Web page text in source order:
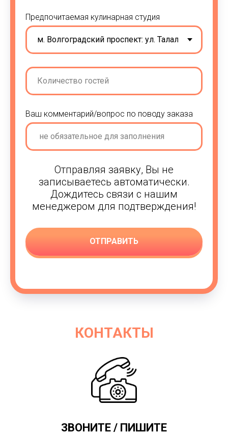
Предпочитаемая кулинарная студия
Ваш комментарий/вопрос по поводу заказа
Отправляя заявку, Вы не
записываетесь автоматически.
Дождитесь связи с нашим
менеджером для подтверждения!
ОТПРАВИТЬ
КОНТАКТЫ
ЗВОНИТЕ / ПИШИТЕ